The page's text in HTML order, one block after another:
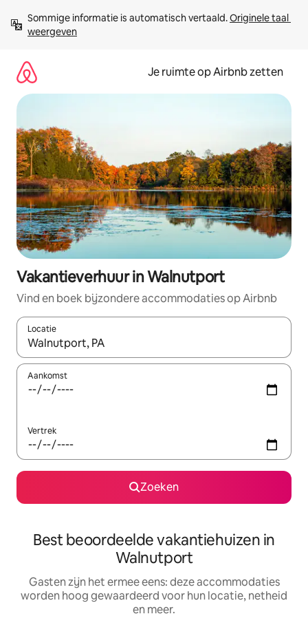
direct
naar
Sommige informatie is automatisch vertaald. Originele taal
weergeven
Je ruimte op Airbnb zetten
Vakantieverhuur in Walnutport
Vind en boek bijzondere accommodaties op Airbnb
Locatie
Wanneer er suggesties beschikbaar zijn, maak je een keuze
Aankomst
Vertrek
Zoeken
Best beoordeelde vakantiehuizen in
Walnutport
Gasten zijn het ermee eens: deze accommodaties
worden hoog gewaardeerd voor hun locatie, netheid
en meer.